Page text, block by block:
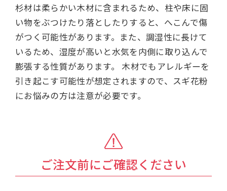
杉材は柔らかい木材に含まれるため、柱や床に固
い物をぶつけたり落としたりすると、へこんで傷
がつく可能性があります。また、調湿性に長けて
いるため、湿度が高いと水気を内側に取り込んで
膨張する性質があります。 木材でもアレルギーを
引き起こす可能性が想定されますので、スギ花粉
にお悩みの方は注意が必要です。
ご注文前にご確認ください